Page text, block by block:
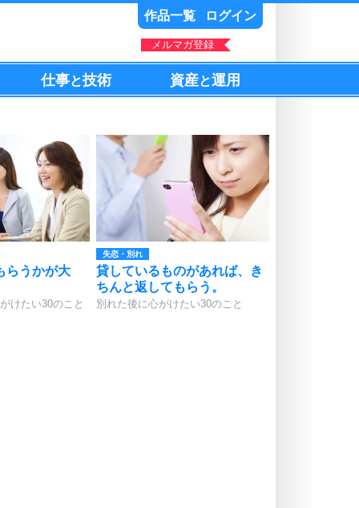
作品一覧 ログイン
メルマガ登録
仕事と技術 資産と運用
らうかが大
けたい30のこと
失恋・別れ
貸しているものがあれば、き
ちんと返してもらう。
別れた後に心がけたい30のこと